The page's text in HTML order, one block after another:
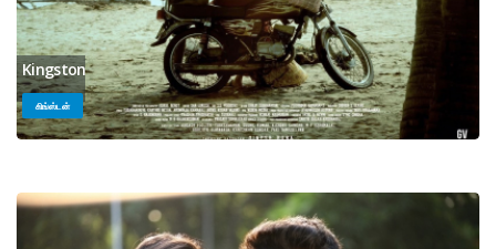
Kingston
கிங்ஸ்டன்